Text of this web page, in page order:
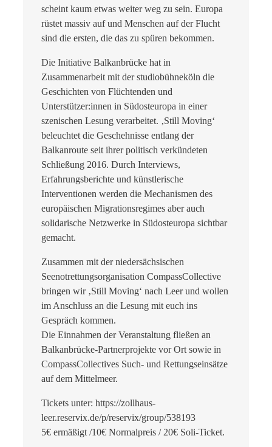
scheint kaum etwas weiter weg zu sein. Europa
rüstet massiv auf und Menschen auf der Flucht
sind die ersten, die das zu spüren bekommen.
Die Initiative Balkanbrücke hat in
Zusammenarbeit mit der studiobühneköln die
Geschichten von Flüchtenden und
Unterstützer:innen in Südosteuropa in einer
szenischen Lesung verarbeitet. ‚Still Moving‘
beleuchtet die Geschehnisse entlang der
Balkanroute seit ihrer politisch verkündeten
Schließung 2016. Durch Interviews,
Erfahrungsberichte und künstlerische
Interventionen werden die Mechanismen des
europäischen Migrationsregimes aber auch
solidarische Netzwerke in Südosteuropa sichtbar
gemacht.
Zusammen mit der niedersächsischen
Seenotrettungsorganisation CompassCollective
bringen wir ‚Still Moving‘ nach Leer und wollen
im Anschluss an die Lesung mit euch ins
Gespräch kommen.
Die Einnahmen der Veranstaltung fließen an
Balkanbrücke-Partnerprojekte vor Ort sowie in
CompassCollectives Such- und Rettungseinsätze
auf dem Mittelmeer.
Tickets unter: https://zollhaus-
leer.reservix.de/p/reservix/group/538193
5€ ermäßigt /10€ Normalpreis / 20€ Soli-Ticket.